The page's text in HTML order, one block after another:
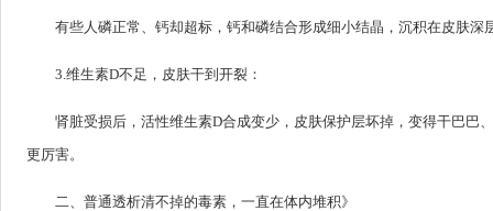
有些人磷正常、钙却超标，钙和磷结合形成细小结晶，沉积在皮肤深
3.维生素D不足，皮肤干到开裂：
肾脏受损后，活性维生素D合成变少，皮肤保护层坏掉，变得干巴巴
更厉害。
二、普通透析清不掉的毒素，一直在体内堆积》